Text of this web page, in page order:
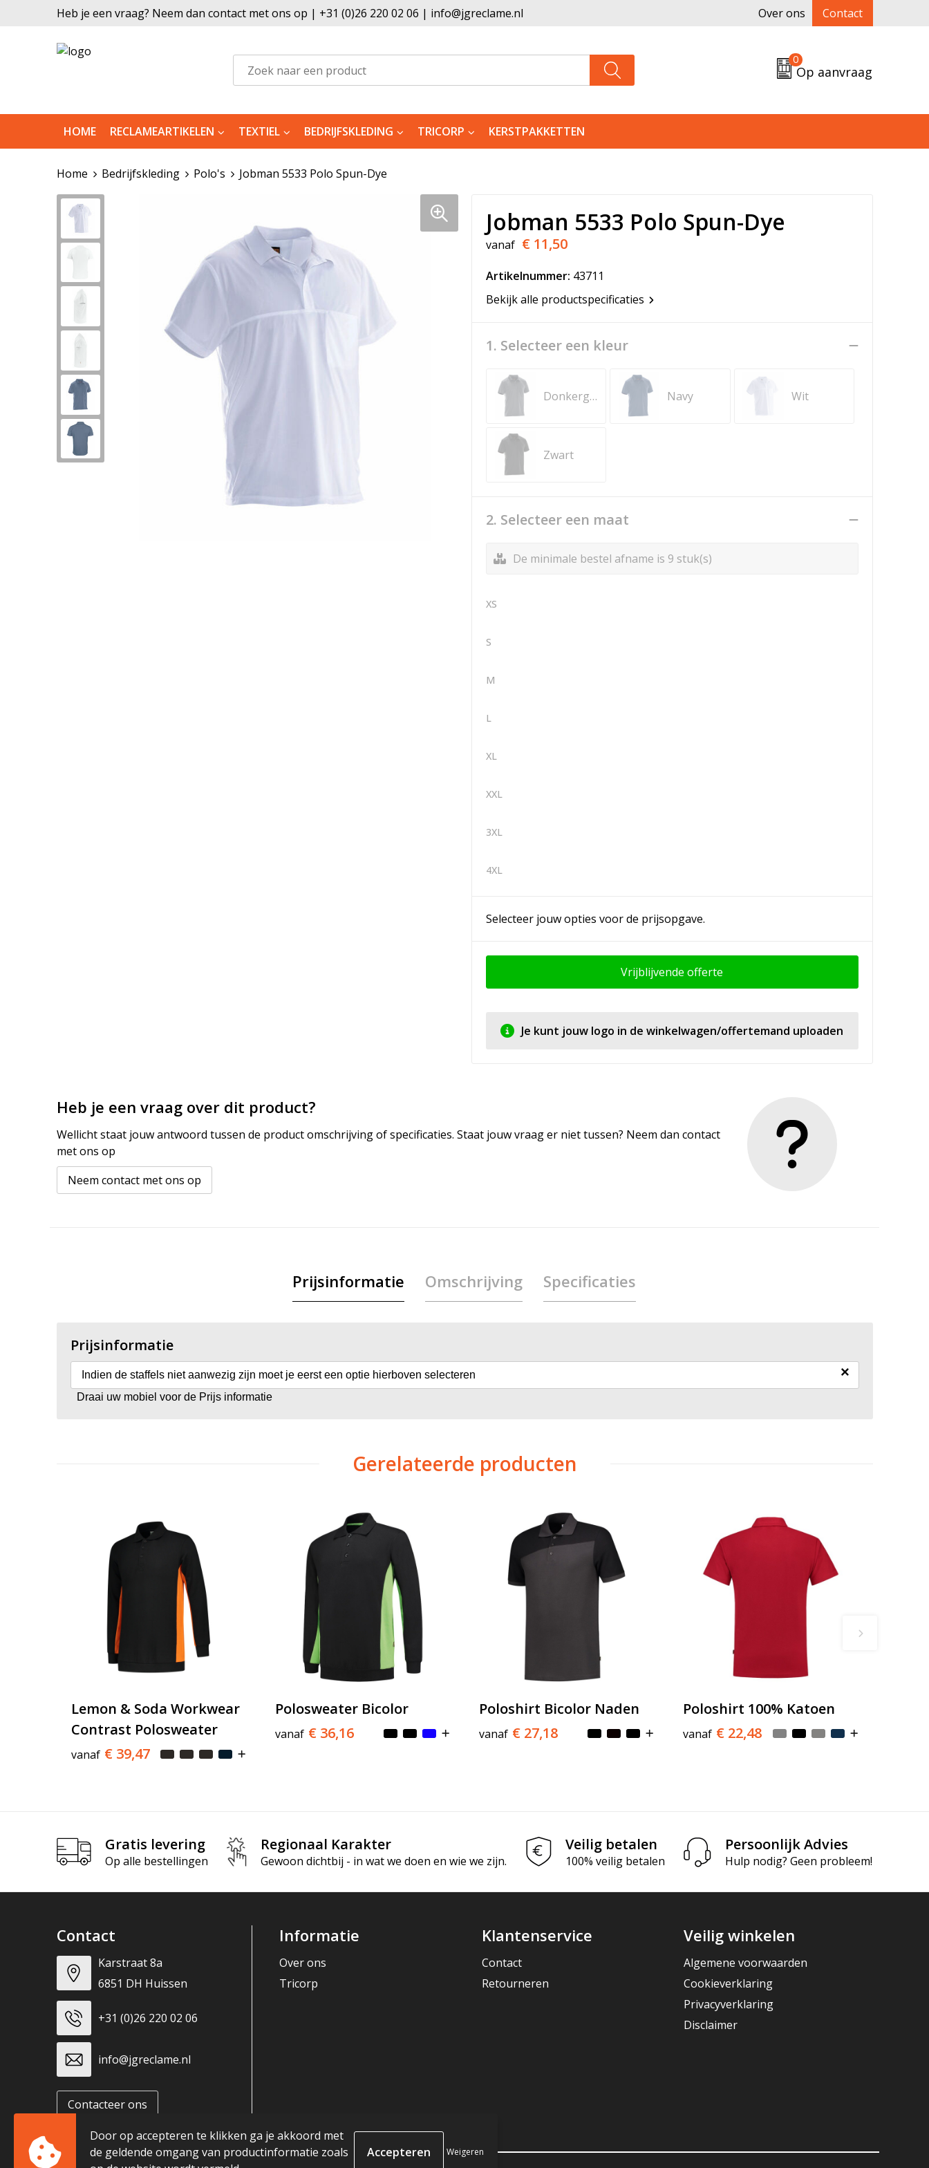
Heb je een vraag? Neem dan contact met ons op | +31 (0)26 220 02 06 | info@jgreclame.nl Over ons Contact
0
Op aanvraag
HOME RECLAMEARTIKELEN TEXTIEL BEDRIJFSKLEDING TRICORP KERSTPAKKETTEN
Home Bedrijfskleding Polo's Jobman 5533 Polo Spun-Dye
Jobman 5533 Polo Spun-Dye
vanaf € 11,50
Artikelnummer: 43711
Bekijk alle productspecificaties
1. Selecteer een kleur
Donkergrijs Navy Wit
Zwart
2. Selecteer een maat
De minimale bestel afname is 9 stuk(s)
XS
S
M
L
XL
XXL
3XL
4XL
Selecteer jouw opties voor de prijsopgave.
Vrijblijvende offerte
Je kunt jouw logo in de winkelwagen/offertemand uploaden
Heb je een vraag over dit product?
Wellicht staat jouw antwoord tussen de product omschrijving of specificaties. Staat jouw vraag er niet tussen? Neem dan contact
met ons op
Neem contact met ons op
Prijsinformatie Omschrijving Specificaties
Prijsinformatie
Indien de staffels niet aanwezig zijn moet je eerst een optie hierboven selecteren ×
Draai uw mobiel voor de Prijs informatie
Gerelateerde producten
Lemon & Soda Workwear
Contrast Polosweater
vanaf € 39,47
Polosweater Bicolor
vanaf € 36,16
Poloshirt Bicolor Naden
vanaf € 27,18
Poloshirt 100% Katoen
vanaf € 22,48
Gratis levering
Op alle bestellingen
Regionaal Karakter
Gewoon dichtbij - in wat we doen en wie we zijn.
Veilig betalen
100% veilig betalen
Persoonlijk Advies
Hulp nodig? Geen probleem!
Contact
Karstraat 8a
6851 DH Huissen
+31 (0)26 220 02 06
info@jgreclame.nl
Contacteer ons
Informatie
Over ons
Tricorp
Klantenservice
Contact
Retourneren
Veilig winkelen
Algemene voorwaarden
Cookieverklaring
Privacyverklaring
Disclaimer
Door op accepteren te klikken ga je akkoord met
de geldende omgang van productinformatie zoals
Weigeren